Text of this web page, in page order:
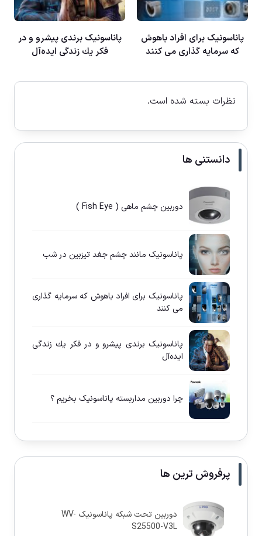
پاناسونيک برای افراد باهوش
كه سرمايه گذاری می كنند
پاناسونيک برندی پيشرو و در
فكر يك زندگی ايده‌آل
نظرات بسته شده است.
دانستنی ها
دوربین چشم ماهی ( Fish Eye )
پاناسونيک مانند چشم جغد تيزبين در شب
پاناسونيک برای افراد باهوش كه سرمايه گذاری
می كنند
پاناسونيک برندی پيشرو و در فكر يك زندگی
ايده‌آل
چرا دوربين مداربسته پاناسونيک بخريم ؟
پرفروش ترین ها
دوربین تحت شبکه پاناسونيک WV-
S25500-V3L